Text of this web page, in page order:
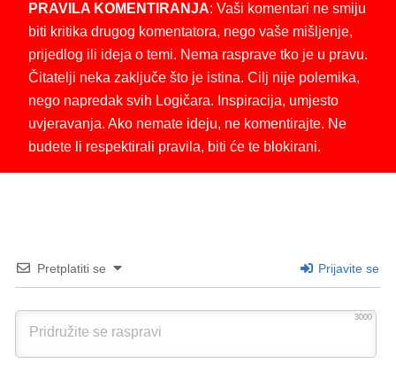
PRAVILA KOMENTIRANJA: Vaši komentari ne smiju
biti kritika drugog komentatora, nego vaše mišljenje,
prijedlog ili ideja o temi. Nema rasprave tko je u pravu.
Čitatelji neka zaključe što je istina. Cilj nije polemika,
nego napredak svih Logičara. Inspiracija, umjesto
uvjeravanja. Ako nemate ideju, ne komentirajte. Ne
budete li respektirali pravila, biti će te blokirani.
Pretplatiti se Prijavite se
3000